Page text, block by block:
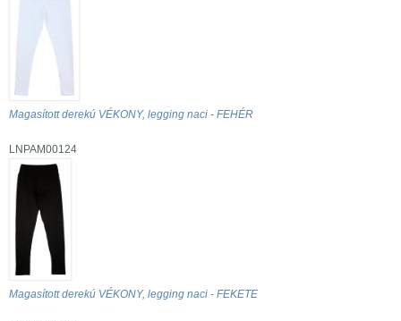
Magasított derekú VÉKONY, legging naci - FEHÉR
LNPAM00124
Magasított derekú VÉKONY, legging naci - FEKETE